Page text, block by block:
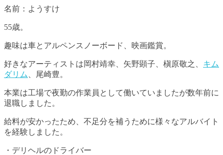
名前：ようすけ
55歳。
趣味は車とアルペンスノーボード、映画鑑賞。
好きなアーティストは岡村靖幸、矢野顕子、槇原敬之、 キム
ダリム
、尾崎豊。
本業は工場で夜勤の作業員として働いていましたが数年前に
退職しました。
給料が安かったため、不足分を補うために様々なアルバイト
を経験しました。
・デリヘルのドライバー